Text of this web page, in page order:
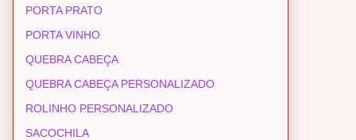
PORTA PRATO
PORTA VINHO
QUEBRA CABEÇA
QUEBRA CABEÇA PERSONALIZADO
ROLINHO PERSONALIZADO
SACOCHILA